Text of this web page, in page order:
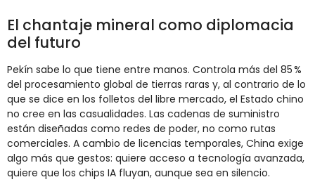
El chantaje mineral como diplomacia
del futuro
Pekín sabe lo que tiene entre manos. Controla más del 85 %
del procesamiento global de tierras raras y, al contrario de lo
que se dice en los folletos del libre mercado, el Estado chino
no cree en las casualidades. Las cadenas de suministro
están diseñadas como redes de poder, no como rutas
comerciales. A cambio de licencias temporales, China exige
algo más que gestos: quiere acceso a tecnología avanzada,
quiere que los chips IA fluyan, aunque sea en silencio.